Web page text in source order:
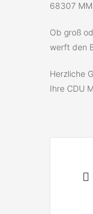
68307
Ob groß
werft den
Herzliche
Ihre CDU